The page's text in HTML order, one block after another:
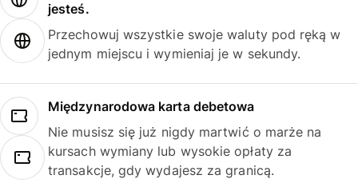
jesteś.
Przechowuj wszystkie swoje waluty pod ręką w
jednym miejscu i wymieniaj je w sekundy.
Międzynarodowa karta debetowa
Nie musisz się już nigdy martwić o marże na
kursach wymiany lub wysokie opłaty za
transakcje, gdy wydajesz za granicą.